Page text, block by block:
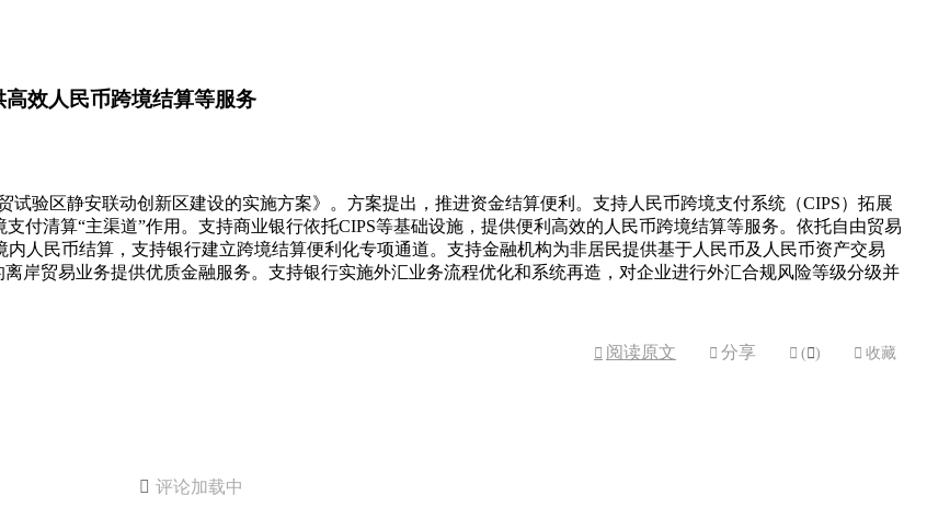
效人民币跨境结算等服务
验区静安联动创新区建设的实施方案》。方案提出，推进资金结算便利。支持人民币跨境支付系统（CIPS）拓展
付清算“主渠道”作用。支持商业银行依托CIPS等基础设施，提供便利高效的人民币跨境结算等服务。依托自由贸易
人民币结算，支持银行建立跨境结算便利化专项通道。支持金融机构为非居民提供基于人民币及人民币资产交易
岸贸易业务提供优质金融服务。支持银行实施外汇业务流程优化和系统再造，对企业进行外汇合规风险等级分级并
 阅读原文  分享  ( )  收藏
 评论加载中